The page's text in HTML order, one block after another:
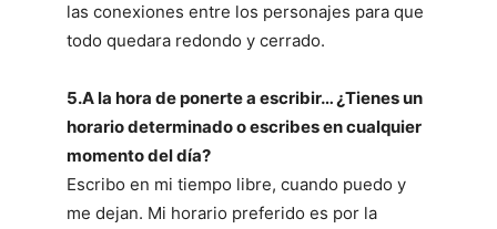
las conexiones entre los personajes para que
todo quedara redondo y cerrado.
5.A la hora de ponerte a escribir… ¿Tienes un
horario determinado o escribes en cualquier
momento del día?
Escribo en mi tiempo libre, cuando puedo y
me dejan. Mi horario preferido es por la